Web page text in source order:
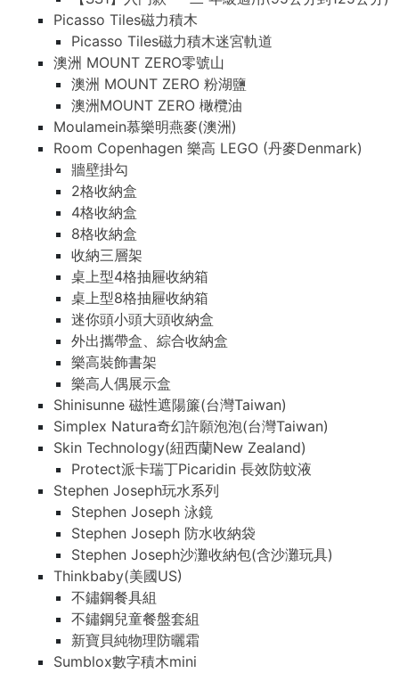
Picasso Tiles磁力積木
Picasso Tiles磁力積木迷宮軌道
澳洲 MOUNT ZERO零號山
澳洲 MOUNT ZERO 粉湖鹽
澳洲MOUNT ZERO 橄欖油
Moulamein慕樂明燕麥(澳洲)
Room Copenhagen 樂高 LEGO (丹麥Denmark)
牆壁掛勾
2格收納盒
4格收納盒
8格收納盒
收納三層架
桌上型4格抽屜收納箱
桌上型8格抽屜收納箱
迷你頭小頭大頭收納盒
外出攜帶盒、綜合收納盒
樂高裝飾書架
樂高人偶展示盒
Shinisunne 磁性遮陽簾(台灣Taiwan)
Simplex Natura奇幻許願泡泡(台灣Taiwan)
Skin Technology(紐西蘭New Zealand)
Protect派卡瑞丁Picaridin 長效防蚊液
Stephen Joseph玩水系列
Stephen Joseph 泳鏡
Stephen Joseph 防水收納袋
Stephen Joseph沙灘收納包(含沙灘玩具)
Thinkbaby(美國US)
不鏽鋼餐具組
不鏽鋼兒童餐盤套組
新寶貝純物理防曬霜
Sumblox數字積木mini